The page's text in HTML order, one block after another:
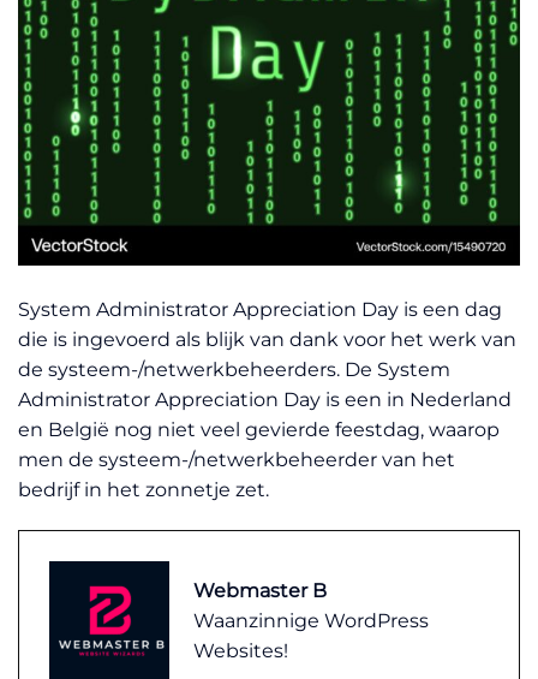
System Administrator Appreciation Day is een dag
die is ingevoerd als blijk van dank voor het werk van
de systeem-/netwerkbeheerders. De System
Administrator Appreciation Day is een in Nederland
en België nog niet veel gevierde feestdag, waarop
men de systeem-/netwerkbeheerder van het
bedrijf in het zonnetje zet.
Webmaster B
Waanzinnige WordPress
Websites!